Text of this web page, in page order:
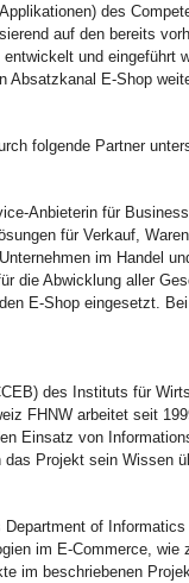
des
auf den bereits
und eingeführt
Absatzkanal E-Shop
folgende Partner
Anbieterin für
für Verkauf,
im Handel
die Abwicklung aller
E-Shop eingesetzt.
des Instituts für
FHNW arbeitet seit
Einsatz von
Projekt sein Wissen
of
im E-Commerce,
im beschriebenen